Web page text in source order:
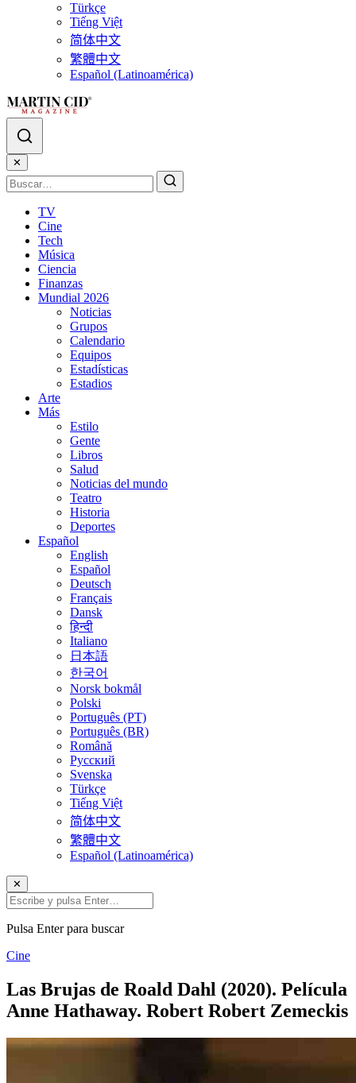
Türkçe
Tiếng Việt
简体中文
繁體中文
Español (Latinoamérica)
✕
TV
Cine
Tech
Música
Ciencia
Finanzas
Mundial 2026
Noticias
Grupos
Calendario
Equipos
Estadísticas
Estadios
Arte
Más
Estilo
Gente
Libros
Salud
Noticias del mundo
Teatro
Historia
Deportes
Español
English
Español
Deutsch
Français
Dansk
हिन्दी
Italiano
日本語
한국어
Norsk bokmål
Polski
Português (PT)
Português (BR)
Română
Русский
Svenska
Türkçe
Tiếng Việt
简体中文
繁體中文
Español (Latinoamérica)
✕
Pulsa Enter para buscar
Cine
Las Brujas de Roald Dahl (2020). Película
Anne Hathaway. Robert Robert Zemeckis